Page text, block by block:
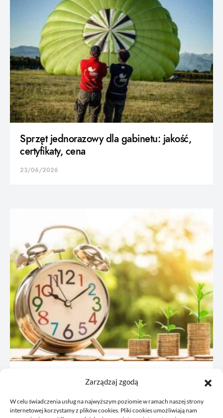
Zarządzaj zgodą
W celu świadczenia usług na najwyższym poziomie w ramach naszej strony
internetowej korzystamy z plików cookies. Pliki cookies umożliwiają nam
Sprzęt jednorazowy dla gabinetu: jakość,
certyfikaty, cena
23/06/2026
JDG: co omówić z księgową przed
21/06/2026